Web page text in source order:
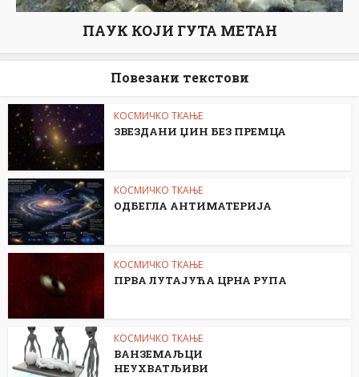
ПАУК КОЈИ ГУТА МЕТАН
Повезани текстови
КОСМИЧКО ТКАЊЕ
ЗВЕЗДАНИ ЏИН БЕЗ ПРЕМЦА
КОСМИЧКО ТКАЊЕ
ОДБЕГЛА АНТИМАТЕРИЈА
КОСМИЧКО ТКАЊЕ
ПРВА ЛУТАЈУЋА ЦРНА РУПА
КОСМИЧКО ТКАЊЕ
ВАНЗЕМАЉЦИ
НЕУХВАТЉИВИ